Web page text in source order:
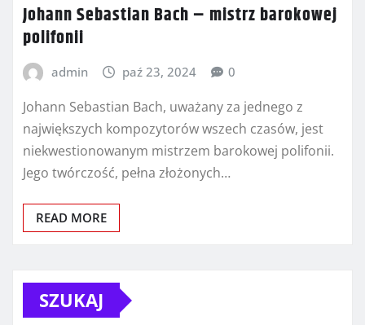
Johann Sebastian Bach – mistrz barokowej
polifonii
admin paź 23, 2024 0
Johann Sebastian Bach, uważany za jednego z
największych kompozytorów wszech czasów, jest
niekwestionowanym mistrzem barokowej polifonii.
Jego twórczość, pełna złożonych…
READ MORE
SZUKAJ